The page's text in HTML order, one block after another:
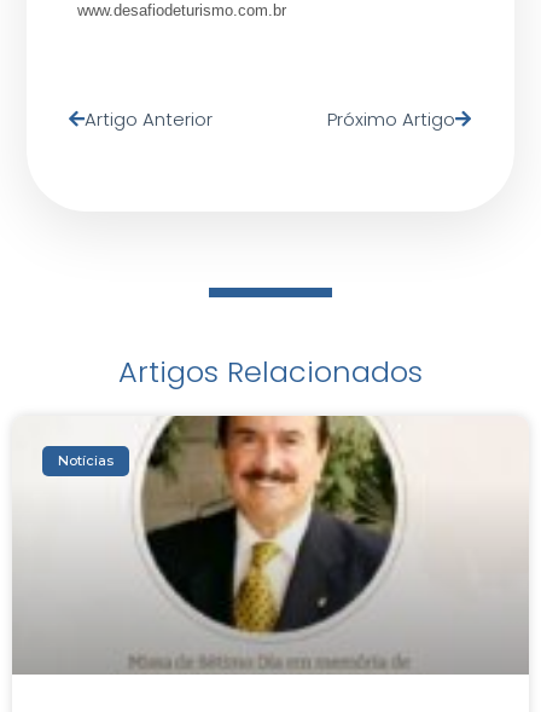
www.desafiodeturismo.com.br
Artigo Anterior Próximo Artigo
Artigos Relacionados
Notícias